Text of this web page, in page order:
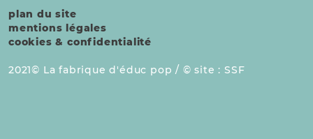
plan du site
mentions légales
cookies & confidentialité
2021 La fabrique d'éduc pop / site :SSF